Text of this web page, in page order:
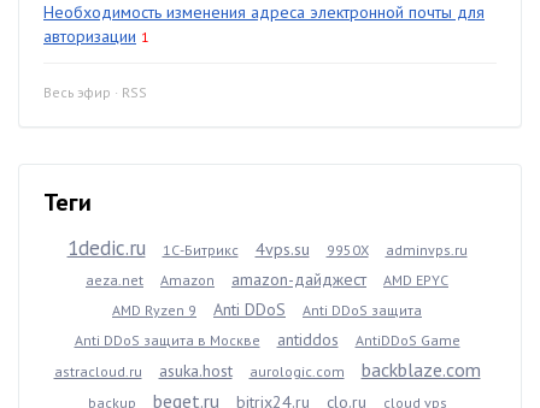
Необходимость изменения адреса электронной почты для
авторизации 1
Весь эфир · RSS
Теги
1dedic.ru 1С-Битрикс 4vps.su 9950X
adminvps.ru
aeza.net
Amazon amazon-дайджест
AMD EPYC
AMD Ryzen 9
Anti DDoS
Anti DDoS защита
Anti DDoS защита в Москве
antiddos
AntiDDoS Game
astracloud.ru
asuka.host aurologic.com backblaze.com
backup beget.ru bitrix24.ru clo.ru cloud vps